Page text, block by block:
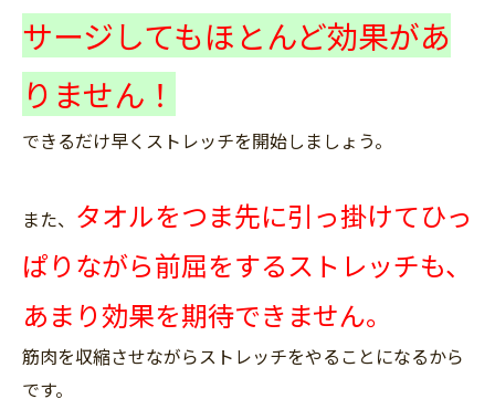
サージしてもほとんど効果があ
りません！
できるだけ早くストレッチを開始しましょう。
また、 タオルをつま先に引っ掛けてひっ
ぱりながら前屈をするストレッチも、
あまり効果を期待できません。
筋肉を収縮させながらストレッチをやることになるから
です。